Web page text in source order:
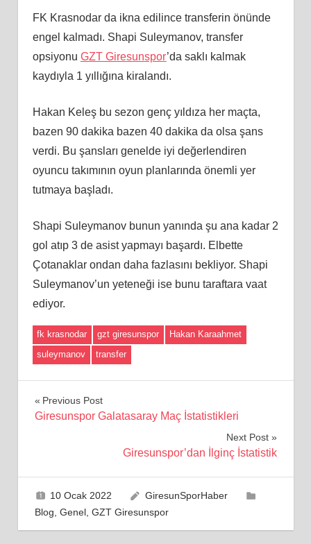
FK Krasnodar da ikna edilince transferin önünde
engel kalmadı. Shapi Suleymanov, transfer
opsiyonu GZT Giresunspor’da saklı kalmak
kaydıyla 1 yıllığına kiralandı.
Hakan Keleş bu sezon genç yıldıza her maçta,
bazen 90 dakika bazen 40 dakika da olsa şans
verdi. Bu şansları genelde iyi değerlendiren
oyuncu takımının oyun planlarında önemli yer
tutmaya başladı.
Shapi Suleymanov bunun yanında şu ana kadar 2
gol atıp 3 de asist yapmayı başardı. Elbette
Çotanaklar ondan daha fazlasını bekliyor. Shapi
Suleymanov’un yeteneği ise bunu taraftara vaat
ediyor.
fk krasnodar gzt giresunspor
Hakan Karaahmet
suleymanov
transfer
Yazı
Previous Post
Giresunspor Galatasaray Maç İstatistikleri
Next Post
Giresunspor’dan İlginç İstatistik
10 Ocak 2022
GiresunSporHaber
Blog, Genel, GZT Giresunspor